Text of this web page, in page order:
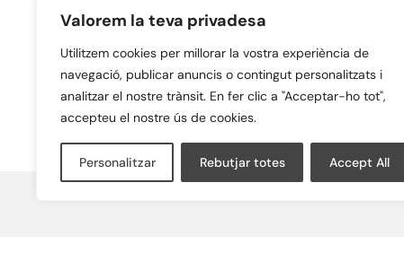
Valorem la teva privadesa
Utilitzem cookies per millorar la vostra experiència de
navegació, publicar anuncis o contingut personalitzats i
analitzar el nostre trànsit. En fer clic a "Acceptar-ho tot",
accepteu el nostre ús de cookies.
Personalitzar Rebutjar totes Accept All
Triturat de poda